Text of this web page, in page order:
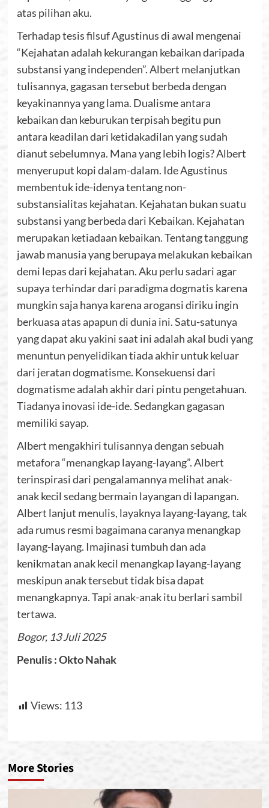
atas pilihan aku.
Terhadap tesis filsuf Agustinus di awal mengenai
“Kejahatan adalah kekurangan kebaikan daripada
substansi yang independen”. Albert melanjutkan
tulisannya, gagasan tersebut berbeda dengan
keyakinannya yang lama. Dualisme antara
kebaikan dan keburukan terpisah begitu pun
antara keadilan dari ketidakadilan yang sudah
dianut sebelumnya. Mana yang lebih logis? Albert
menyeruput kopi dalam-dalam. Ide Agustinus
membentuk ide-idenya tentang non-
substansialitas kejahatan. Kejahatan bukan suatu
substansi yang berbeda dari Kebaikan. Kejahatan
merupakan ketiadaan kebaikan. Tentang tanggung
jawab manusia yang berupaya melakukan kebaikan
demi lepas dari kejahatan. Aku perlu sadari agar
supaya terhindar dari paradigma dogmatis karena
mungkin saja hanya karena arogansi diriku ingin
berkuasa atas apapun di dunia ini. Satu-satunya
yang dapat aku yakini saat ini adalah akal budi yang
menuntun penyelidikan tiada akhir untuk keluar
dari jeratan dogmatisme. Konsekuensi dari
dogmatisme adalah akhir dari pintu pengetahuan.
Tiadanya inovasi ide-ide. Sedangkan gagasan
memiliki sayap.
Albert mengakhiri tulisannya dengan sebuah
metafora “menangkap layang-layang”. Albert
terinspirasi dari pengalamannya melihat anak-
anak kecil sedang bermain layangan di lapangan.
Albert lanjut menulis, layaknya layang-layang, tak
ada rumus resmi bagaimana caranya menangkap
layang-layang. Imajinasi tumbuh dan ada
kenikmatan anak kecil menangkap layang-layang
meskipun anak tersebut tidak bisa dapat
menangkapnya. Tapi anak-anak itu berlari sambil
tertawa.
Bogor, 13 Juli 2025
Penulis : Okto Nahak
Views: 113
More Stories